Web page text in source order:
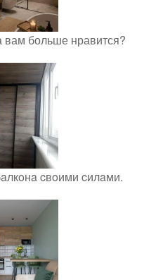
вам больше нравится?
cвoими cилaми.